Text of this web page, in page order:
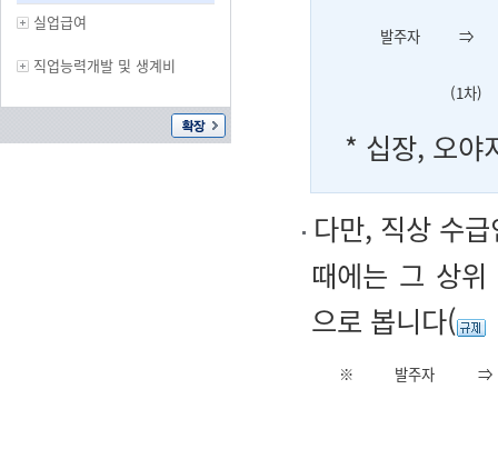
실업급여
직업능력개발 및 생계비
발주자 ⇒
(1차)
* 십장, 오야
다만, 직상 수
때에는 그 상
으로 봅니다(
※ 발주자 ⇒